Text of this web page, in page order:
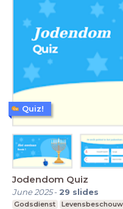
Jodendom Quiz
June 2025- 29 slides
Godsdienst
Quiz!